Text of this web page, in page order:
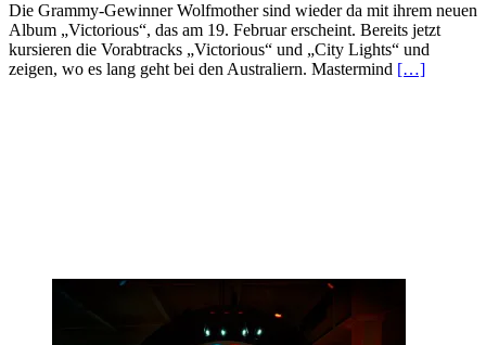
Die Grammy-Gewinner Wolfmother sind wieder da mit ihrem neuen
Album „Victorious“, das am 19. Februar erscheint. Bereits jetzt
kursieren die Vorabtracks „Victorious“ und „City Lights“ und
zeigen, wo es lang geht bei den Australiern. Mastermind […]